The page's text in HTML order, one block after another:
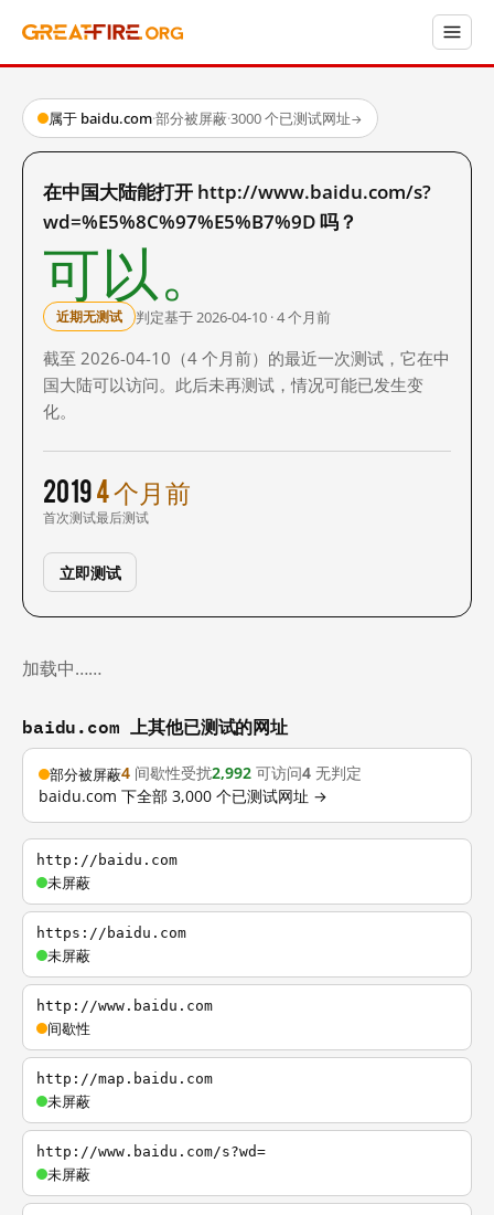
属于 baidu.com·部分被屏蔽·3000 个已测试网址→
在中国大陆能打开 http://www.baidu.com/s?
wd=%E5%8C%97%E5%B7%9D 吗？
可以。
近期无测试 判定基于 2026-04-10 · 4 个月前
截至 2026-04-10（4 个月前）的最近一次测试，它在中
国大陆可以访问。此后未再测试，情况可能已发生变
化。
2019
首次测试
4 个月前
最后测试
立即测试
加载中……
baidu.com 上其他已测试的网址
部分被屏蔽4 间歇性受扰2,992 可访问4 无判定
baidu.com 下全部 3,000 个已测试网址 →
http://baidu.com
未屏蔽
https://baidu.com
未屏蔽
http://www.baidu.com
间歇性
http://map.baidu.com
未屏蔽
http://www.baidu.com/s?wd=
未屏蔽